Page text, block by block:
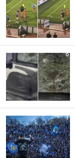
0
1